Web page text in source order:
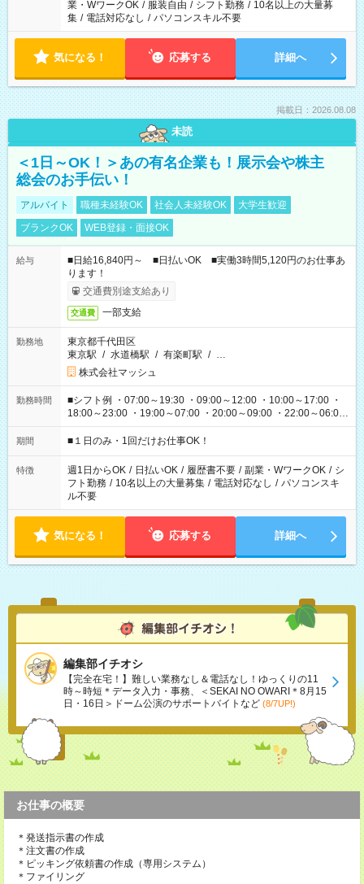
業・WワークOK / 服装自由 / シフト勤務 / 10名以上の大量募
集 / 電話対応なし / パソコンスキル不要
気になる！ 応募する 詳細へ
掲載日：2026.08.08
未読
＜1日～OK！＞あの有名企業も！展示会や株主
総会のお手伝い！
アルバイト 職種未経験OK 社会人未経験OK
大学生歓迎
ブランクOK
WEB登録・面接OK
給与
■日給16,840円～ ■日払いOK ■実働3時間5,120円のお仕事あ
ります！
交通費別途支給あり
交通費 一部支給
勤務地
東京都千代田区
東京駅 / 水道橋駅 / 有楽町駅 / …
株式会社マッシュ
勤務時間
■シフト例 ・07:00～19:30 ・09:00～12:00 ・10:00～17:00 ・
18:00～23:00 ・19:00～07:00 ・20:00～09:00 ・22:00～06:00
etc ★最短で3時間で5,120円のお仕事から 15時間で2万円近く稼
げるお仕事も！ ご希望のお時間に合わせてご紹介！ ※シフトは
ください！
期間 ■１日のみ・1回だけお仕事OK！
特徴 週1日からOK / 日払いOK / 履歴書不要 / 副業・WワークOK / シ
フト勤務 / 10名以上の大量募集 / 電話対応なし / パソコンスキ
ル不要
気になる！ 応募する 詳細へ
編集部イチオシ
【完全在宅！】難しい業務なし＆電話なし！ゆっくりの11
時～時短＊データ入力・事務、＜SEKAI NO OWARI＊8月15
日・16日＞ドーム公演のサポートバイトなど (8/7UP!)
お仕事の概要
＊発送指示書の作成
＊注文書の作成
＊ピッキング依頼書の作成（専用システム）
＊ファイリング